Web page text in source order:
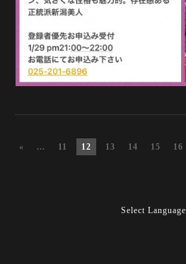
« ... 11 12 13 14 15 16
Select Language